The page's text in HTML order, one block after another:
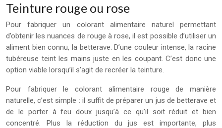
Teinture rouge ou rose
Pour fabriquer un colorant alimentaire naturel permettant
d’obtenir les nuances de rouge à rose, il est possible d’utiliser un
aliment bien connu, la betterave. D’une couleur intense, la racine
tubéreuse teint les mains juste en les coupant. C’est donc une
option viable lorsqu’il s’agit de recréer la teinture.
Pour fabriquer le colorant alimentaire rouge de manière
naturelle, c’est simple : il suffit de préparer un jus de betterave et
de le porter à feu doux jusqu’à ce qu’il soit réduit et bien
concentré. Plus la réduction du jus est importante, plus